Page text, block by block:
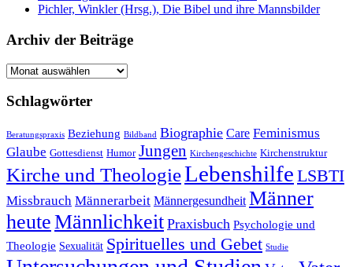
Pichler, Winkler (Hrsg.), Die Bibel und ihre Mannsbilder
Archiv der Beiträge
Archiv
Beiträge
Schlagwörter
Beratungspraxis Beziehung Bildband Biographie Care Feminismus
Glaube Gottesdienst Humor Jungen Kirchengeschichte Kirchenstruktur
Kirche und TheologieLebenshilfe LSBTI
Missbrauch Männerarbeit Männergesundheit Männer
heuteMännlichkeit Praxisbuch Psychologie und
Theologie Sexualität Spirituelles und Gebet Studie